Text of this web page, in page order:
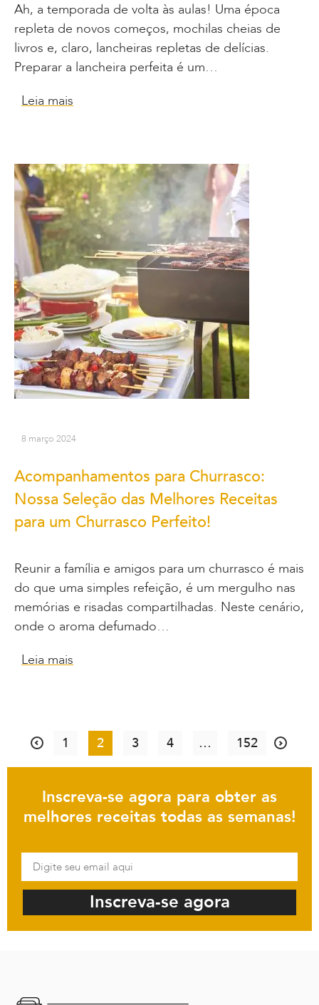
Ah, a temporada de volta às aulas! Uma época
repleta de novos começos, mochilas cheias de
livros e, claro, lancheiras repletas de delícias.
Preparar a lancheira perfeita é um…
Leia mais
8 março 2024
Acompanhamentos para Churrasco:
Nossa Seleção das Melhores Receitas
para um Churrasco Perfeito!
Reunir a família e amigos para um churrasco é mais
do que uma simples refeição, é um mergulho nas
memórias e risadas compartilhadas. Neste cenário,
onde o aroma defumado…
Leia mais
1 2 3 4 … 152
Inscreva-se agora para obter as
melhores receitas todas as semanas!
Inscreva-se agora